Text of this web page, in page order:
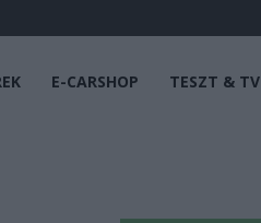
E-CARSHOP TESZT & TV